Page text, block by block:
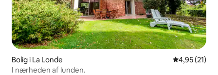
Bolig i La Londe 4,95 ud af 5
4,95 (21)
I nærheden af ​​lunden.